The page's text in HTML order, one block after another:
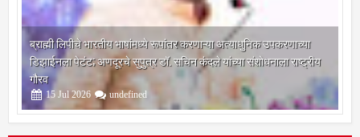
ब्राह्मी लिपीचे भारतीय भाषांमध्ये रूपांतर करणाऱ्या अत्याधुनिक उपकरणाच्या
डिझाईनला पेटंट; अणदूरचे सुपुत्र डॉ. सचिन कंदले यांच्या संशोधनाला राष्ट्रीय
गौरव
15 Jul 2026 undefined